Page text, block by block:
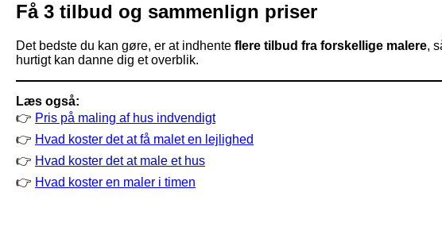
Få 3 tilbud og sammenlign priser
Det bedste du kan gøre, er at indhente flere tilbud fra forskellige malere,
hurtigt kan danne dig et overblik.
Læs også:
👉 Pris på maling af hus indvendigt
👉 Hvad koster det at få malet en lejlighed
👉 Hvad koster det at male et hus
👉 Hvad koster en maler i timen